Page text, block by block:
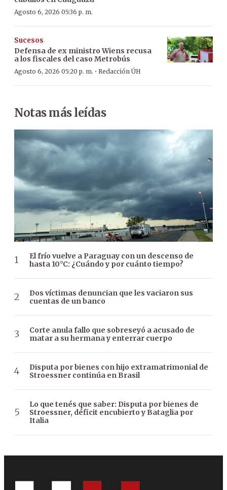
Agosto 6, 2026 05:36 p. m.
Sucesos
Defensa de ex ministro Wiens recusa
a los fiscales del caso Metrobús
Agosto 6, 2026 05:20 p. m. · Redacción ÚH
Notas más leídas
El frío vuelve a Paraguay con un descenso de
hasta 10°C: ¿Cuándo y por cuánto tiempo?
Dos víctimas denuncian que les vaciaron sus
cuentas de un banco
Corte anula fallo que sobreseyó a acusado de
matar a su hermana y enterrar cuerpo
Disputa por bienes con hijo extramatrimonial de
Stroessner continúa en Brasil
Lo que tenés que saber: Disputa por bienes de
Stroessner, déficit encubierto y Bataglia por
Italia